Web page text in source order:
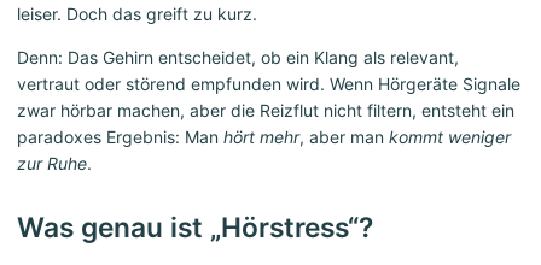
leiser. Doch das greift zu kurz.
Denn: Das Gehirn entscheidet, ob ein Klang als relevant,
vertraut oder störend empfunden wird. Wenn Hörgeräte Signale
zwar hörbar machen, aber die Reizflut nicht filtern, entsteht ein
paradoxes Ergebnis: Man hört mehr, aber man kommt weniger
zur Ruhe.
Was genau ist „Hörstress“?